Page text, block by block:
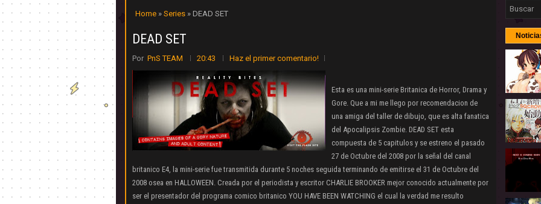
Home » Series » DEAD SET
DEAD SET
Por PnS TEAM 20:43 Haz el primer comentario!
Esta es una mini-serie Britanica de Horror, Drama y
Gore. Que a mi me llego por recomendacion de
una amiga del taller de dibujo, que es alta fanatica
del Apocalipsis Zombie. DEAD SET esta
compuesta de 5 capitulos y se estreno el pasado
27 de Octubre del 2008 por la señal del canal
britanico E4, la mini-serie fue transmitida durante 5 noches seguida terminando de emitirse el 31 de Octubre del
2008 osea en HALLOWEEN. Creada por el periodista y escritor CHARLIE BROOKER mejor conocido actualmente por
ser el presentador del programa comico britanico YOU HAVE BEEN WATCHING el cual la verdad me resulto